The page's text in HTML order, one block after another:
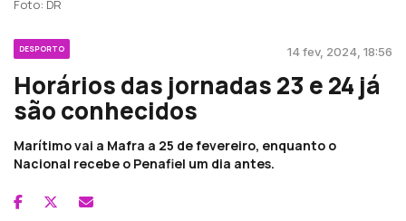
Foto: DR
DESPORTO 14 fev, 2024, 18:56
Horários das jornadas 23 e 24 já
são conhecidos
Marítimo vai a Mafra a 25 de fevereiro, enquanto o
Nacional recebe o Penafiel um dia antes.